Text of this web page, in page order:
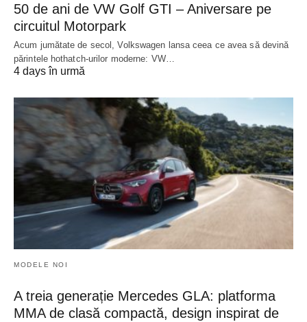
50 de ani de VW Golf GTI – Aniversare pe
circuitul Motorpark
Acum jumătate de secol, Volkswagen lansa ceea ce avea să devină
părintele hothatch-urilor moderne: VW…
4 days în urmă
MODELE NOI
A treia generație Mercedes GLA: platforma
MMA de clasă compactă, design inspirat de